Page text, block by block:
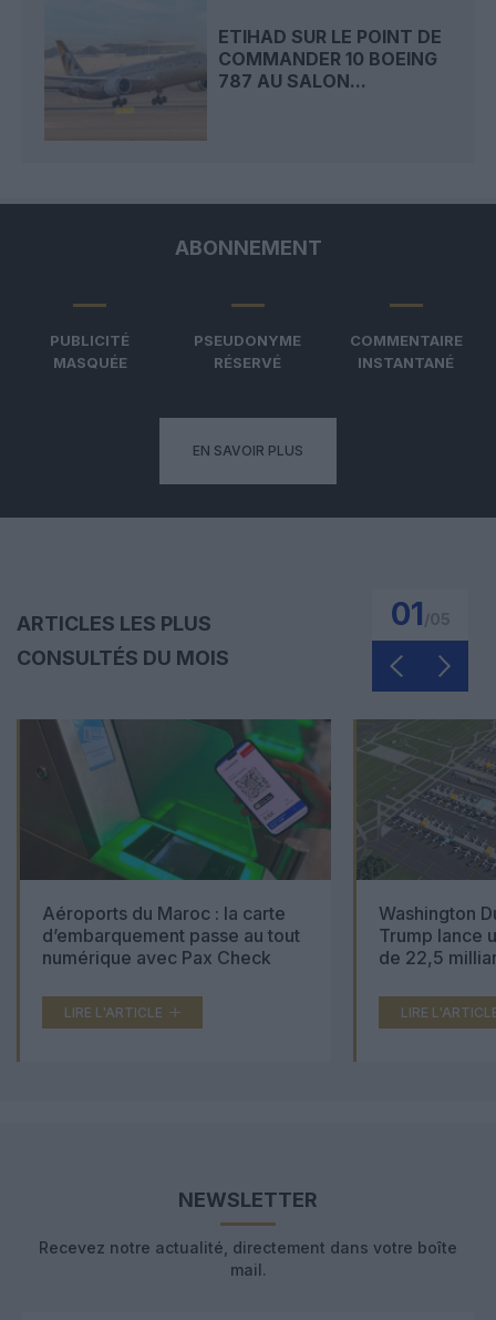
ETIHAD SUR LE POINT DE
COMMANDER 10 BOEING
787 AU SALON...
ABONNEMENT
PUBLICITÉ
MASQUÉE
PSEUDONYME
RÉSERVÉ
COMMENTAIRE
INSTANTANÉ
EN SAVOIR PLUS
ARTICLES LES PLUS
CONSULTÉS DU MOIS
01
Aéroports du Maroc : la carte
d’embarquement passe au tout
numérique avec Pax Check
LIRE L'ARTICLE
Washington
Trump lance
de 22,5
LIRE
NEWSLETTER
Recevez notre actualité, directement dans votre boîte
mail.